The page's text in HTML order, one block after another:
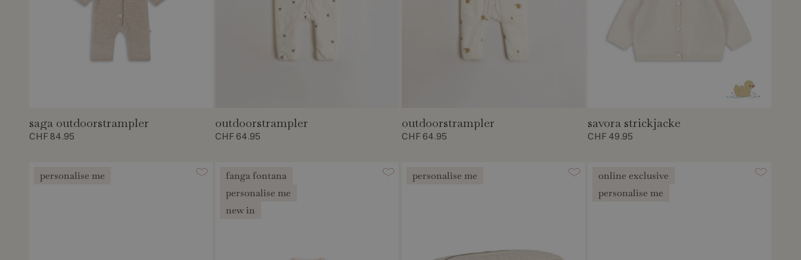
saga outdoorstrampler
CHF 84.95
outdoorstrampler
CHF 64.95
outdoorstrampler
CHF 64.95
savora strickjacke
CHF 49.95
personalise me
fanga fontana
personalise me
new in
personalise me
online exclusive
personalise me